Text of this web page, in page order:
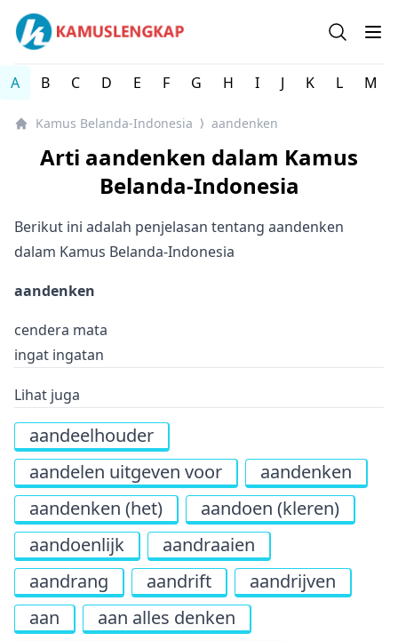
Kamus Lengkap Belanda-Indonesia - Kamus Lengkap
Open
A B C D E F G H I J K L M
Kamus Belanda-Indonesia ⟩ aandenken
Arti aandenken dalam Kamus
Belanda-Indonesia
Berikut ini adalah penjelasan tentang aandenken
dalam Kamus Belanda-Indonesia
aandenken
cendera mata
ingat ingatan
Lihat juga
aandeelhouder
aandelen uitgeven voor
aandenken
aandenken (het)
aandoen (kleren)
aandoenlijk
aandraaien
aandrang
aandrift
aandrijven
aan
aan alles denken